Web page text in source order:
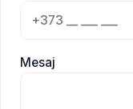
Mesaj